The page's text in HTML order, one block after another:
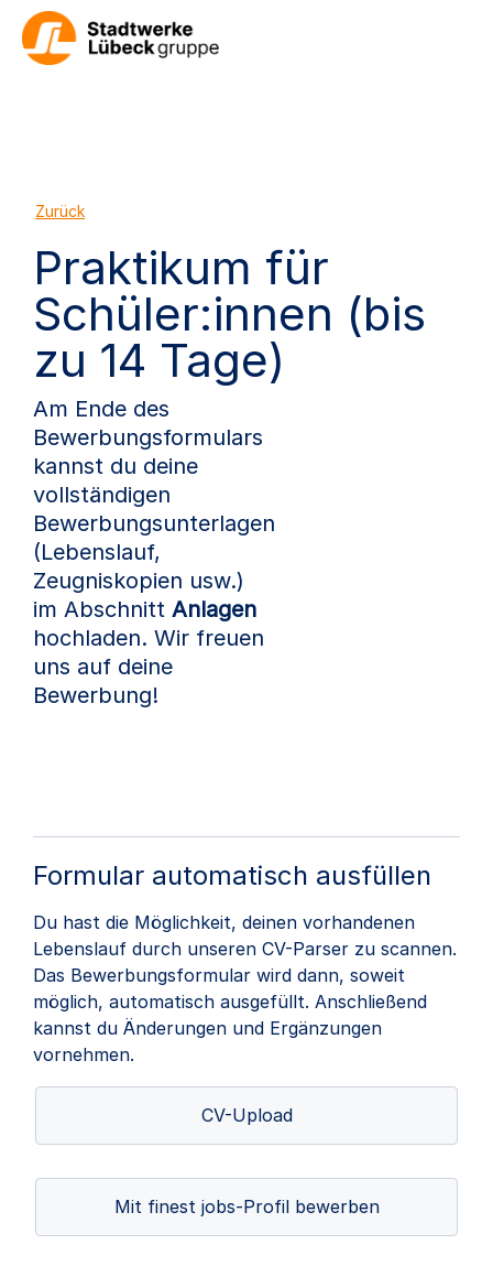
Zurück
Praktikum für
Schüler:innen (bis
zu 14 Tage)
Am Ende des
Bewerbungsformulars
kannst du deine
vollständigen
Bewerbungsunterlagen
(Lebenslauf,
Zeugniskopien usw.)
im Abschnitt Anlagen
hochladen. Wir freuen
uns auf deine
Bewerbung!
Formular automatisch ausfüllen
Du hast die Möglichkeit, deinen vorhandenen
Lebenslauf durch unseren CV-Parser zu scannen.
Das Bewerbungsformular wird dann, soweit
möglich, automatisch ausgefüllt. Anschließend
kannst du Änderungen und Ergänzungen
vornehmen.
CV-Upload
Mit finest jobs-Profil bewerben